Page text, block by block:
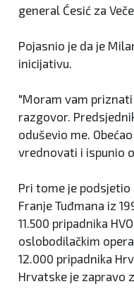
general Ćesić za
Pojasnio je da je
inicijativu.
"Moram vam
razgovor.
oduševio me.
vrednovati i ispunio
Pri tome je
Franje Tuđmana iz
11.500 pripadnika
oslobodilačkim
12.000 pripadnika
Hrvatske je zapravo